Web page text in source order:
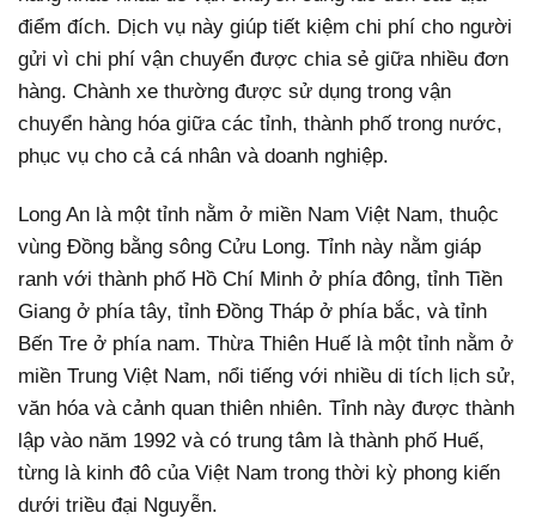
điểm đích. Dịch vụ này giúp tiết kiệm chi phí cho người
gửi vì chi phí vận chuyển được chia sẻ giữa nhiều đơn
hàng. Chành xe thường được sử dụng trong vận
chuyển hàng hóa giữa các tỉnh, thành phố trong nước,
phục vụ cho cả cá nhân và doanh nghiệp.
Long An là một tỉnh nằm ở miền Nam Việt Nam, thuộc
vùng Đồng bằng sông Cửu Long. Tỉnh này nằm giáp
ranh với thành phố Hồ Chí Minh ở phía đông, tỉnh Tiền
Giang ở phía tây, tỉnh Đồng Tháp ở phía bắc, và tỉnh
Bến Tre ở phía nam. Thừa Thiên Huế là một tỉnh nằm ở
miền Trung Việt Nam, nổi tiếng với nhiều di tích lịch sử,
văn hóa và cảnh quan thiên nhiên. Tỉnh này được thành
lập vào năm 1992 và có trung tâm là thành phố Huế,
từng là kinh đô của Việt Nam trong thời kỳ phong kiến
dưới triều đại Nguyễn.